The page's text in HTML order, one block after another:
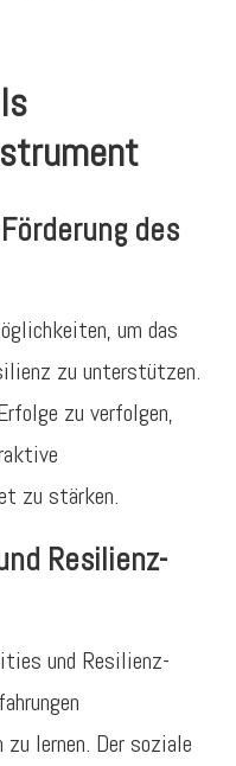
des
um das
zu unterstützen.
zu verfolgen,
zu stärken.
Resilienz-
und Resilienz-
zu lernen. Der soziale